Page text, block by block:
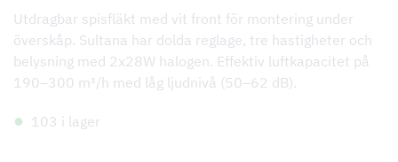
199 SEK.
Utdragbar spisfläkt med vit front för montering under
överskåp. Sultana har dolda reglage, tre hastigheter och
belysning med 2x28W halogen. Effektiv luftkapacitet på
190–300 m³/h med låg ljudnivå (50–62 dB).
103 i lager